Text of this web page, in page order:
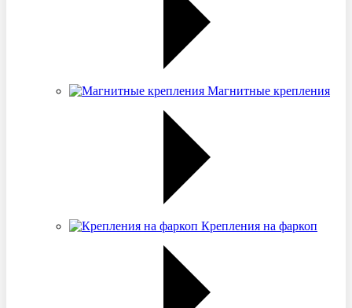
Магнитные крепления
Крепления на фаркоп